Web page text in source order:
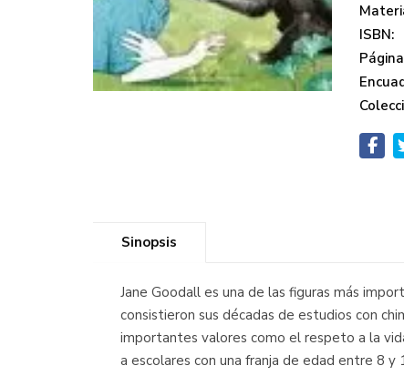
ISBN:
Sinopsis
Jane Goodall es una de las figuras más
consistieron sus décadas de estudios con
importantes valores como el respeto a la
a escolares con una franja de edad entre 8 y